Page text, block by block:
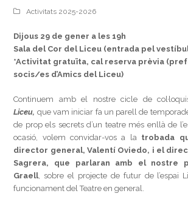
Activitats 2025-2026
Dijous 29 de gener a les 19h
Sala del Cor del Liceu (entrada pel
*Activitat gratuïta, cal reserva prèvia
socis/es d’Amics del Liceu)
Continuem amb el nostre cicle de
Liceu, que vam iniciar fa un parell de
de prop els secrets d’un teatre més enllà de
ocasió, volem convidar-vos a latrobada
director general, Valentí Oviedo, i el
Sagrera, que parlaran amb el nostre
Graell, sobre el projecte de futur de l’espai
funcionament del Teatre en general.